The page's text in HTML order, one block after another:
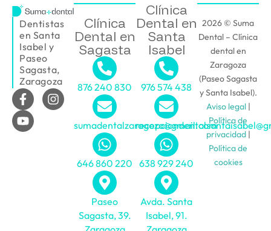
Dentistas
en Santa
Isabel y
Paseo
Sagasta,
Zaragoza
Clínica
Dental en
Sagasta
876 240 830
sumadentalzaragoza@gmail.com
646 860 220
Paseo
Sagasta, 39.
Clínica
Dental en
Santa
Isabel
976 574 438
638 929 240
Avda. Santa
Isabel, 91.
2026 © Suma
Dental – Clínica
dental en
Zaragoza
(Paseo Sagasta
y Santa Isabel).
Aviso legal|
Política de
privacidad|
Política de
cookies